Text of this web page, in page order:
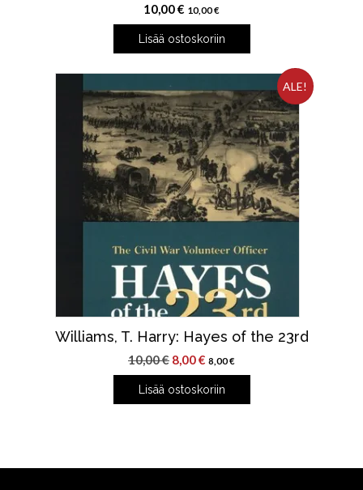
10,00€ 10,00€
Lisää ostoskoriin
ALE!
Williams, T. Harry: Hayes of the 23rd
10,00€ Alkuperäinen
hinta
oli:
8,00€ Nykyinen
hinta
on:
8,00€
Lisää ostoskoriin